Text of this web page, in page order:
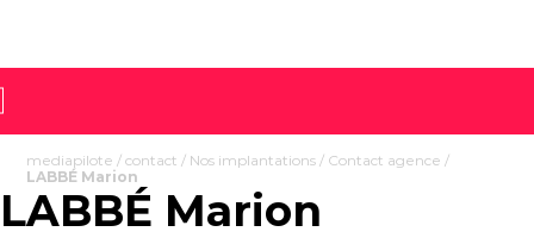
mediapilote /contact / Nos implantations / Contact agence /
LABBÉ Marion
LABBÉ Marion